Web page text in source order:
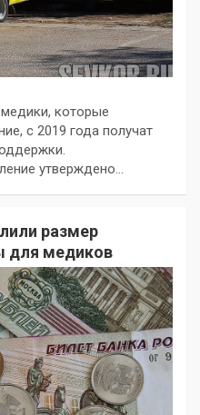
которые
с 2019 года получат
утверждено…
размер
для медиков